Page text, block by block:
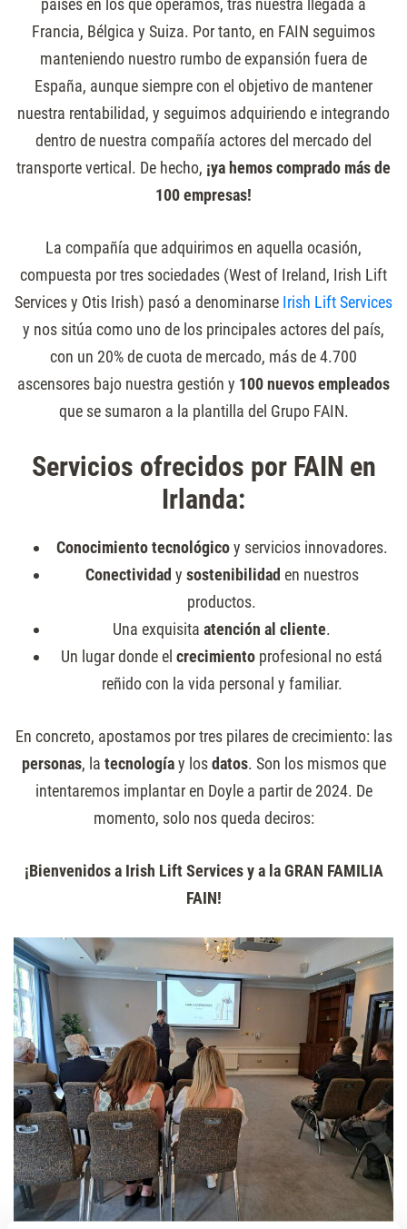
Francia, Bélgica y Suiza. Por tanto, en FAIN seguimos
manteniendo nuestro rumbo de expansión fuera de
España, aunque siempre con el objetivo de mantener
nuestra rentabilidad, y seguimos adquiriendo e integrando
dentro de nuestra compañía actores del mercado del
transporte vertical. De hecho, ¡ya hemos comprado más de
100 empresas!
La compañía que adquirimos en aquella ocasión,
compuesta por tres sociedades (West of Ireland, Irish Lift
Services y Otis Irish) pasó a denominarse Irish Lift Services
y nos sitúa como uno de los principales actores del país,
con un 20% de cuota de mercado, más de 4.700
ascensores bajo nuestra gestión y 100 nuevos empleados
que se sumaron a la plantilla del Grupo FAIN.
Servicios ofrecidos por FAIN en
Irlanda:
Conocimiento tecnológicoy servicios innovadores.
Conectividad y sostenibilidad en nuestros
productos.
Una exquisita atención al cliente.
Un lugar donde el crecimiento profesional no está
reñido con la vida personal y familiar.
En concreto, apostamos por tres pilares de crecimiento: las
personas, la tecnologíay losdatos. Son los mismos que
intentaremos implantar en Doyle a partir de 2024. De
momento, solo nos queda deciros:
¡Bienvenidos a Irish Lift Services y a la GRAN FAMILIA
FAIN!